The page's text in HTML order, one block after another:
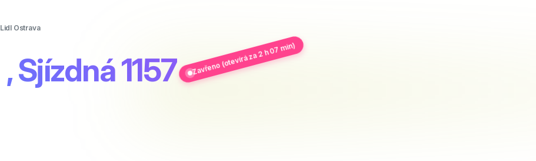
Lidl Ostrava
, Sjízdná 1157 Zavřeno (otevírá za 2 h 07 min)